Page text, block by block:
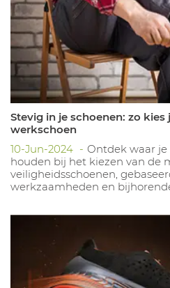
Stevig in je schoenen: zo
werkschoen
10-Jun-2024
Ontdek waar
houden bij het kiezen van de
veiligheidsschoenen,
werkzaamheden en bijhorende